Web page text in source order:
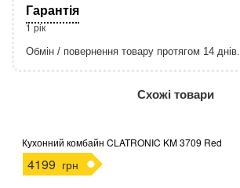
Гарантія
1 рік
Обмін / повернення товару протягом 14 днів.
Схожі товари
Кухонний комбайн CLATRONIC KM 3709 Red
4199 грн